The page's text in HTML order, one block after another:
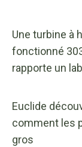
Une turbine à
fonctionné
rapporte un
Euclide
comment les
gros